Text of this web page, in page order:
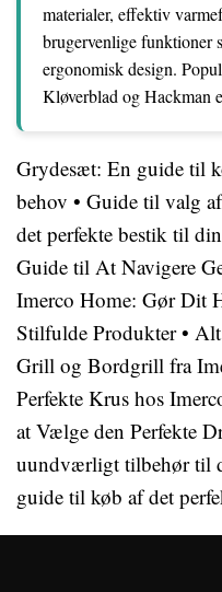
materialer, effektiv
brugervenlige funktioner
ergonomisk design.
Kløverblad og Hackman
Grydesæt: En guide til
behov • Guide til valg
det perfekte bestik til
Guide til At Navigere
Imerco Home: Gør Dit
Stilfulde Produkter•
Grill og Bordgrill fra
Perfekte Krus hos
at Vælge den Perfekte
uundværligt tilbehør til
guide til køb af det